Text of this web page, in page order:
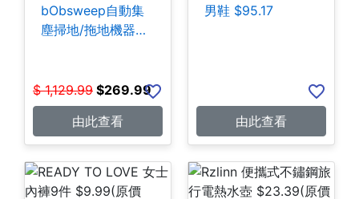
bObsweep自動集
塵掃地/拖地機器人
$ 1,129.99 $269.99
由此查看
男鞋 $95.17
由此查看